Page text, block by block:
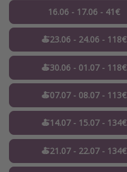
16.06 - 17.06 - 41€
🍝23.06 - 24.06 - 118€
🍝30.06 - 01.07 - 118€
🍝07.07 - 08.07 - 113€
🍝14.07 - 15.07 - 134€
🍝21.07 - 22.07 - 134€